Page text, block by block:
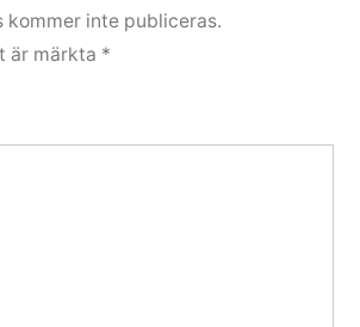
kommer inte publiceras.
är märkta *